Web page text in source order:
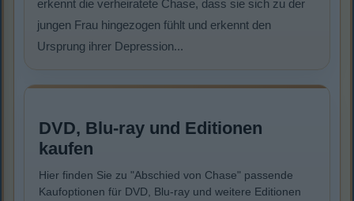
erkennt die verheiratete Chase, dass sie sich zu der
jungen Frau hingezogen fühlt und erkennt den
Ursprung ihrer Depression...
DVD, Blu-ray und Editionen
kaufen
Hier finden Sie zu "Abschied von Chase" passende
Kaufoptionen für DVD, Blu-ray und weitere Editionen